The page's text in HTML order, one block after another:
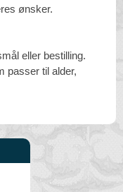
ønsker.
eller bestilling.
passer til alder,